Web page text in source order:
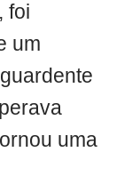
foi
um
uma